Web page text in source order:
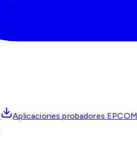
Aplicaciones probadores EPCOM